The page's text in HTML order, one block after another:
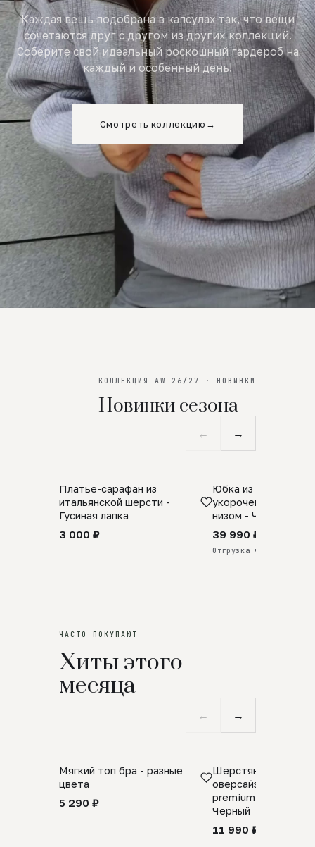
Каждая вещь подобрана в капсулах так, что вещи
сочетаются друг с другом из других коллекций.
Соберите свой идеальный роскошный гардероб на
каждый и особенный день!
Смотреть коллекцию →
КОЛЛЕКЦИЯ AW 26/27 · НОВИНКИ
Новинки сезона
← →
SALE
Платье-сарафан из
итальянской шерсти -
Гусиная лапка
3 000 ₽
ПРЕДЗАКАЗ
Юбка из
укороченная с
низом - Черный
39 990 ₽
Отгрузка через 25 дней
ЧАСТО ПОКУПАЮТ
Хиты этого
месяца
← →
Мягкий топ бра - разные
цвета
5 290 ₽
Шерстяной свитер
оверсайз 100%
premium merino
Черный
11 990 ₽